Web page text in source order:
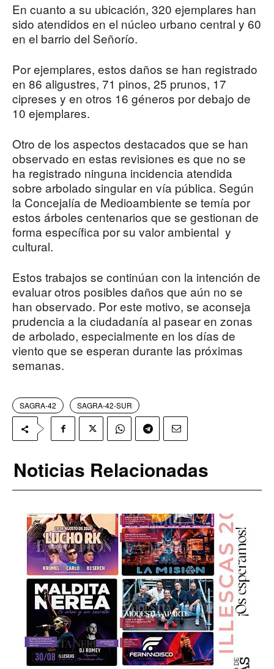
En cuanto a su ubicación, 320 ejemplares han
sido atendidos en el núcleo urbano central y 60
en el barrio del Señorío.
Por ejemplares, estos daños se han registrado
en 86 aligustres, 71 pinos, 25 prunos, 17
cipreses y en otros 16 géneros por debajo de
10 ejemplares.
Otro de los aspectos destacados que se han
observado en estas revisiones es que no se
ha registrado ninguna incidencia atendida
sobre arbolado singular en vía pública. Según
la Concejalía de Medioambiente se temía por
estos árboles centenarios que se gestionan de
forma específica por su valor ambiental y
cultural.
Estos trabajos se continúan con la intención de
evaluar otros posibles daños que aún no se
han observado. Por este motivo, se aconseja
prudencia a la ciudadanía al pasear en zonas
de arbolado, especialmente en los días de
viento que se esperan durante las próximas
semanas.
SAGRA-42 SAGRA-42-SUR
Noticias Relacionadas